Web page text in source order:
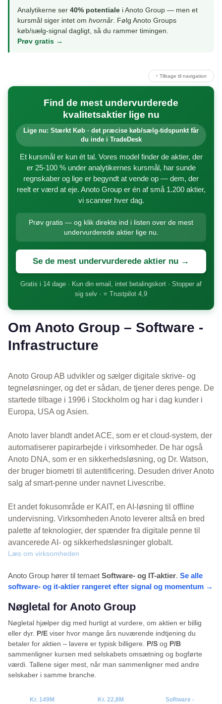
Analytikerne ser 40% potentiale i Anoto Group — men et
kursmål siger intet om hvornår. Følg Anoto Groups
køb/sælg-signal dagligt, så du rammer timingen.
Prøv gratis →
↑ Tilbage til navigation
Find de mest undervurderede
kvalitetsaktier lige nu
Lige nu: Stærkt Køb · det præcise køb/sælg-tidspunkt får
du inde i TradeDesk
Et kursmål er kun ét tal. Vores model finder de aktier, der
er 25-100 % under analytikernes kursmål, har sunde
regnskaber og lige er begyndt at vende op — dem, der
reelt er værd at eje. Anoto Group er én af små 1.200 aktier,
vi scanner hver dag.
Prøv gratis — og klik direkte ind i listen over de mest
undervurderede aktier lige nu.
Se de mest undervurderede aktier nu →
Gratis i 14 dage · Kun din email, intet betalingskort · Stopper af
sig selv · ⭐ Trustpilot 4,9
Om Anoto Group – Software -
Infrastructure
Anoto Group AB udvikler og sælger digitale skrive- og
tegneløsninger, og det er sådan, de tjener deres penge. De
startede tilbage i 1996 i Stockholm og har i dag kunder i
Europa, USA og Asien.
Anoto laver blandt andet ACE, som er et cloud-system, der
automatiserer papirarbejde i virksomheder. De har også
Anoto DNA, som er en sikkerhedsløsning, og Dr. Watson,
der bruger biometri til autentificering. Desuden driver Anoto
salg af smart-penne under navnet Livescribe.
Et andet fokusområde er KAIT, en AI-løsning til offline
undervisning. Virksomheden Anoto leverer altså en bred
palette af teknologier, der spænder fra digitale penne til
avancerede AI- og sikkerhedsløsninger globalt.
Læs om virksomheden
Anoto Group hører til temaet Software- og IT-aktier. Se alle
software- og it-aktier rangeret efter signal og momentum →
Nøgletal for Anoto Group
Nøgletal hjælper dig med hurtigt at vurdere, om aktien er billig
eller dyr. P/E viser hvor mange års nuværende indtjening du
betaler for aktien – lavere er typisk billigere. P/S og P/B
sammenligner kursen med selskabets omsætning og bogførte
værdi. Tallene siger mest, når man sammenligner med andre
selskaber i samme branche.
Kr. 149M Kr. 22,8M
Software -